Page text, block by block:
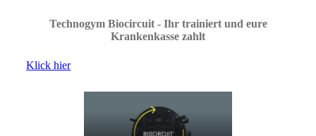
Technogym Biocircuit - Ihr trainiert und eure
Krankenkasse zahlt
Klick hier